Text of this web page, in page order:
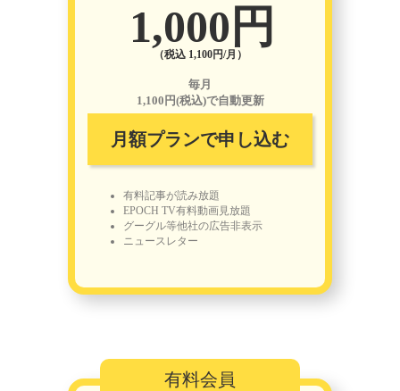
1,000円
（税込 1,100円/月）
毎月
1,100円(税込)で自動更新
月額プランで申し込む
有料記事が読み放題
EPOCH TV有料動画見放題
グーグル等他社の広告非表示
ニュースレター
有料会員